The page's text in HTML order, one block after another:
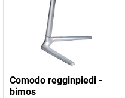
Comodo regginpiedi -
bimos